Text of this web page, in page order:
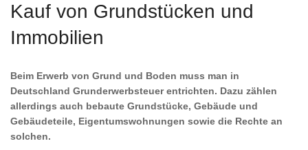
Kauf von Grundstücken und
Immobilien
Beim Erwerb von Grund und Boden muss man in
Deutschland Grunderwerbsteuer entrichten. Dazu zählen
allerdings auch bebaute Grundstücke, Gebäude und
Gebäudeteile, Eigentumswohnungen sowie die Rechte an
solchen.